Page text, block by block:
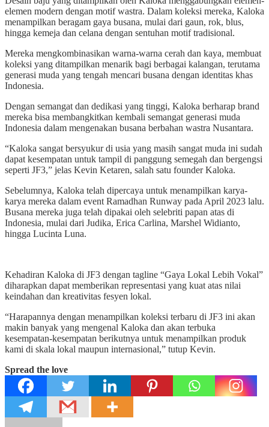
elemen modern dengan motif wastra. Dalam koleksi mereka, Kaloka
menampilkan beragam gaya busana, mulai dari gaun, rok, blus,
hingga kemeja dan celana dengan sentuhan motif tradisional.
Mereka mengkombinasikan warna-warna cerah dan kaya, membuat
koleksi yang ditampilkan menarik bagi berbagai kalangan, terutama
generasi muda yang tengah mencari busana dengan identitas khas
Indonesia.
Dengan semangat dan dedikasi yang tinggi, Kaloka berharap brand
mereka bisa membangkitkan kembali semangat generasi muda
Indonesia dalam mengenakan busana berbahan wastra Nusantara.
“Kaloka sangat bersyukur di usia yang masih sangat muda ini sudah
dapat kesempatan untuk tampil di panggung semegah dan bergengsi
seperti JF3,” jelas Kevin Ketaren, salah satu founder Kaloka.
Sebelumnya, Kaloka telah dipercaya untuk menampilkan karya-
karya mereka dalam event Ramadhan Runway pada April 2023 lalu.
Busana mereka juga telah dipakai oleh selebriti papan atas di
Indonesia, mulai dari Judika, Erica Carlina, Marshel Widianto,
hingga Lucinta Luna.
Kehadiran Kaloka di JF3 dengan tagline “Gaya Lokal Lebih Vokal”
diharapkan dapat memberikan representasi yang kuat atas nilai
keindahan dan kreativitas fesyen lokal.
“Harapannya dengan menampilkan koleksi terbaru di JF3 ini akan
makin banyak yang mengenal Kaloka dan akan terbuka
kesempatan-kesempatan berikutnya untuk menampilkan produk
kami di skala lokal maupun internasional,” tutup Kevin.
Spread the love